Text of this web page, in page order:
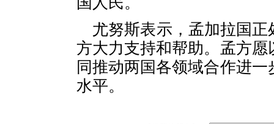
尤努斯表示，孟加拉国
方大力支持和帮助。孟方
同推动两国各领域合作进
水平。